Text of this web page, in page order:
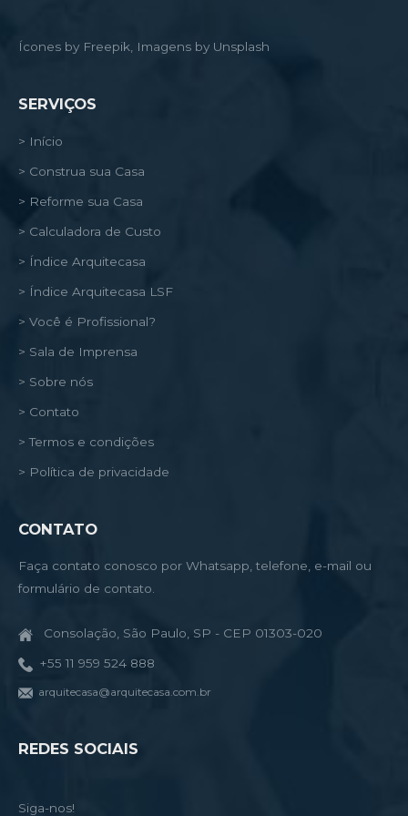
Ícones by Freepik, Imagens by Unsplash
SERVIÇOS
> Início
> Construa sua Casa
> Reforme sua Casa
> Calculadora de Custo
> Índice Arquitecasa
> Índice Arquitecasa LSF
> Você é Profissional?
> Sala de Imprensa
> Sobre nós
> Contato
> Termos e condições
> Política de privacidade
CONTATO
Faça contato conosco por Whatsapp, telefone, e-mail ou
formulário de contato.
Consolação, São Paulo, SP - CEP 01303-020
+55 11 959 524 888
arquitecasa@arquitecasa.com.br
REDES SOCIAIS
Siga-nos!